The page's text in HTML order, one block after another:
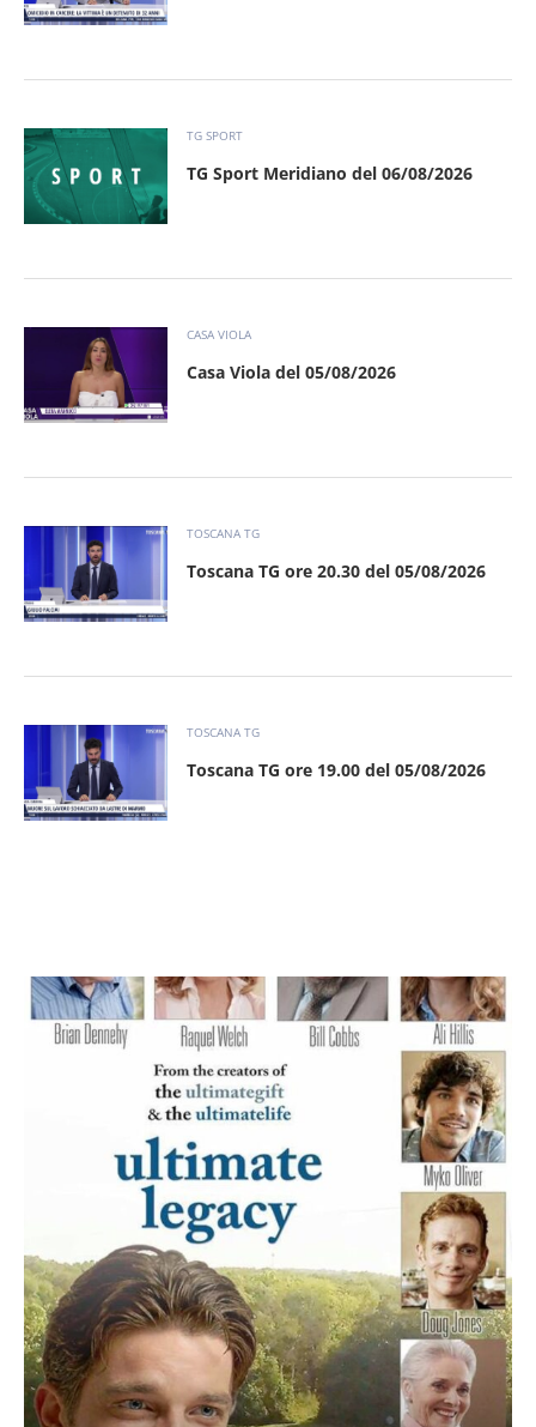
TG SPORT
TG Sport Meridiano del 06/08/2026
CASA VIOLA
Casa Viola del 05/08/2026
TOSCANA TG
Toscana TG ore 20.30 del 05/08/2026
TOSCANA TG
Toscana TG ore 19.00 del 05/08/2026